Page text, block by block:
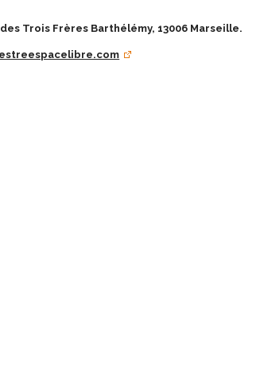
Trois Frères Barthélémy, 13006 Marseille.